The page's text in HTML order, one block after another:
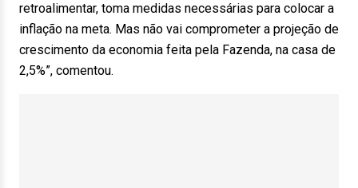
retroalimentar, toma medidas necessárias para colocar a
inflação na meta. Mas não vai comprometer a projeção de
crescimento da economia feita pela Fazenda, na casa de
2,5%”, comentou.